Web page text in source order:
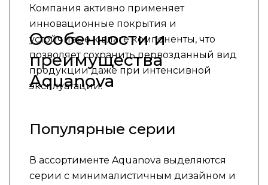
Компания активно применяет
инновационные покрытия и
устойчивые к влаге компоненты, что
позволяет сохранить первозданный вид
продукции даже при интенсивной
эксплуатации.
Особенности и
преимущества
Aquanova
Популярные серии
В ассортименте Aquanova выделяются
серии с минималистичным дизайном и